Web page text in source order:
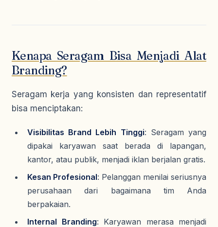
Kenapa Seragam Bisa Menjadi Alat
Branding?
Seragam kerja yang konsisten dan representatif
bisa menciptakan:
Visibilitas Brand Lebih Tinggi: Seragam yang
dipakai karyawan saat berada di lapangan,
kantor, atau publik, menjadi iklan berjalan gratis.
Kesan Profesional: Pelanggan menilai seriusnya
perusahaan dari bagaimana tim Anda
berpakaian.
Internal Branding: Karyawan merasa menjadi